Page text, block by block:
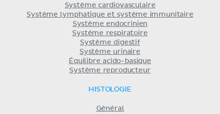
Système cardiovasculaire
Système lymphatique et système immunitaire
Système endocrinien
Système respiratoire
Système digestif
Système urinaire
Équilibre acido-basique
Système reproducteur
HISTOLOGIE
Général